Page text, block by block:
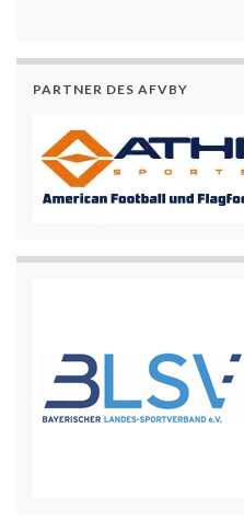
PARTNER DES AFVBY